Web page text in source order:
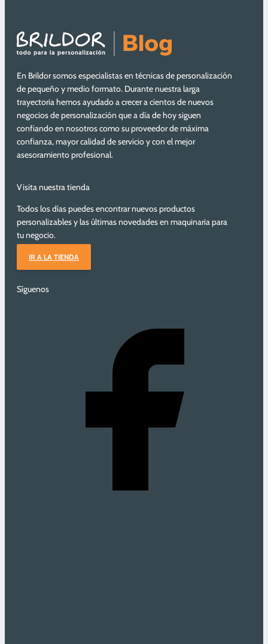
En Brildor somos especialistas en técnicas de personalización
de pequeño y medio formato. Durante nuestra larga
trayectoria hemos ayudado a crecer a cientos de nuevos
negocios de personalización que a día de hoy siguen
confiando en nosotros como su proveedor de máxima
confianza, mayor calidad de servicio y con el mejor
asesoramiento profesional.
Visita nuestra tienda
Todos los días puedes encontrar nuevos productos
personalizables y las últimas novedades en maquinaria para
tu negocio.
IR A LA TIENDA
Síguenos